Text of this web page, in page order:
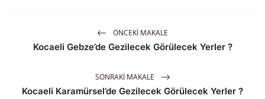
ÖNCEKI MAKALE
Kocaeli Gebze’de Gezilecek Görülecek Yerler ?
SONRAKI MAKALE
Kocaeli Karamürsel’de Gezilecek Görülecek Yerler ?